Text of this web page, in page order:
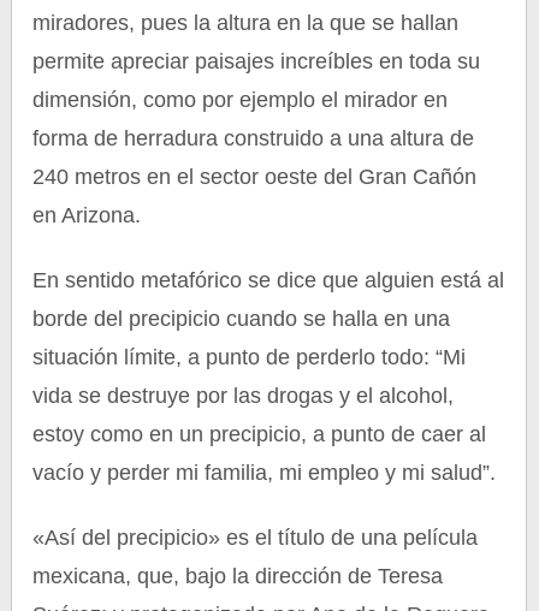
miradores, pues la altura en la que se hallan
permite apreciar paisajes increíbles en toda su
dimensión, como por ejemplo el mirador en
forma de herradura construido a una altura de
240 metros en el sector oeste del Gran Cañón
en Arizona.
En sentido metafórico se dice que alguien está al
borde del precipicio cuando se halla en una
situación límite, a punto de perderlo todo: “Mi
vida se destruye por las drogas y el alcohol,
estoy como en un precipicio, a punto de caer al
vacío y perder mi familia, mi empleo y mi salud”.
«Así del precipicio» es el título de una película
mexicana, que, bajo la dirección de Teresa